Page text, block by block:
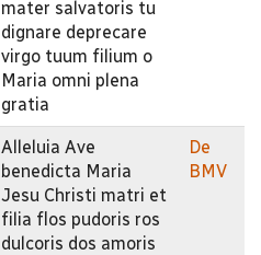
mater salvatoris tu
dignare deprecare
virgo tuum filium o
Maria omni plena
gratia
Alleluia Ave
benedicta Maria
Jesu Christi matri et
filia flos pudoris ros
dulcoris dos amoris
De
BMV